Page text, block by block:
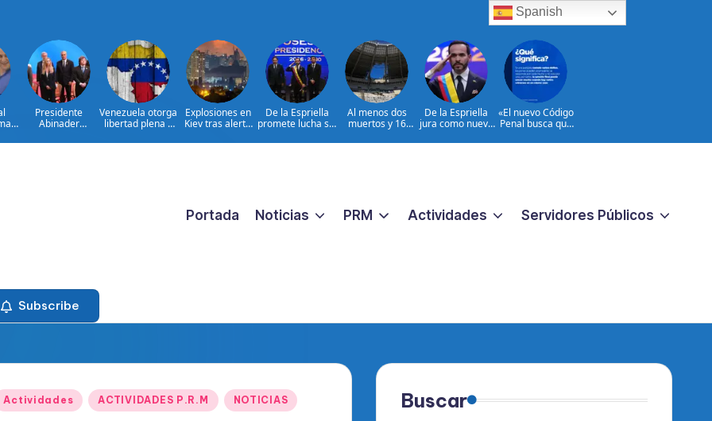
Presidente
Abinader
en Colombia y
Venezuela otorga
libertad plena a
Lourdes Afiuni
Explosiones en
Kiev tras alerta
balísticos
De la Espriella
promete lucha sin
narcoterrorismo
Al menos dos
muertos y 16
ataques rusos a
De la Espriella
jura como nuevo
Colombia
«El nuevo Código
Penal busca que
extremos no
Portada Noticias PRM Actividades Servidores Públicos
Subscribe
Actividades ACTIVIDADES P.R.M NOTICIAS Buscar
Spanish